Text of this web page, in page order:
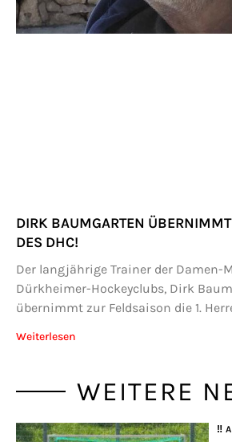
DIRK BAUMGARTEN ÜBERNIMMT
DES DHC!
Der langjährige Trainer der Damen-
Dürkheimer-Hockeyclubs, Dirk
übernimmt zur Feldsaison die 1.
Weiterlesen
WEITERE
‼️